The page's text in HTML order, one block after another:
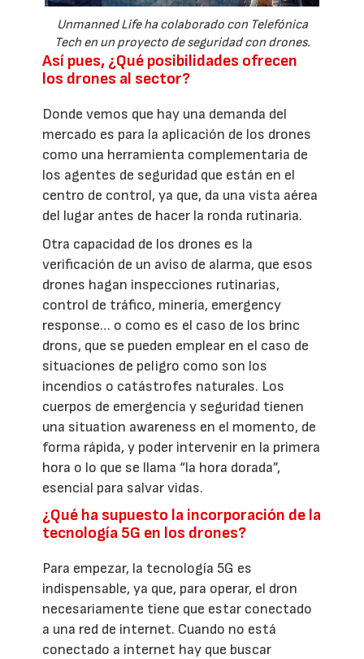
Unmanned Life ha colaborado con Telefónica
Tech en un proyecto de seguridad con drones.
Así pues, ¿Qué posibilidades ofrecen
los drones al sector?
Donde vemos que hay una demanda del
mercado es para la aplicación de los drones
como una herramienta complementaria de
los agentes de seguridad que están en el
centro de control, ya que, da una vista aérea
del lugar antes de hacer la ronda rutinaria.
Otra capacidad de los drones es la
verificación de un aviso de alarma, que esos
drones hagan inspecciones rutinarias,
control de tráfico, minería, emergency
response… o como es el caso de los brinc
drons, que se pueden emplear en el caso de
situaciones de peligro como son los
incendios o catástrofes naturales. Los
cuerpos de emergencia y seguridad tienen
una situation awareness en el momento, de
forma rápida, y poder intervenir en la primera
hora o lo que se llama “la hora dorada”,
esencial para salvar vidas.
¿Qué ha supuesto la incorporación de la
tecnología 5G en los drones?
Para empezar, la tecnología 5G es
indispensable, ya que, para operar, el dron
necesariamente tiene que estar conectado
a una red de internet. Cuando no está
conectado a internet hay que buscar